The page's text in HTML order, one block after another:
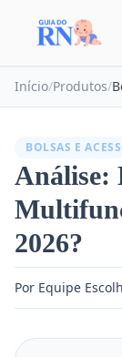
Início/Produtos/
BOLSAS E
Análise:
2026?
Por Equipe